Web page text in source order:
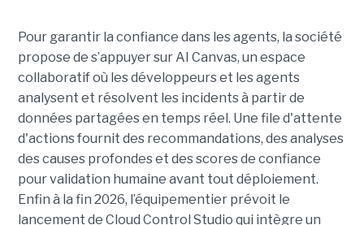
Pour garantir la confiance dans les agents, la société
propose de s’appuyer sur AI Canvas, un espace
collaboratif où les développeurs et les agents
analysent et résolvent les incidents à partir de
données partagées en temps réel. Une file d'attente
d'actions fournit des recommandations, des analyses
des causes profondes et des scores de confiance
pour validation humaine avant tout déploiement.
Enfin à la fin 2026, l’équipementier prévoit le
lancement de Cloud Control Studio qui intègre un